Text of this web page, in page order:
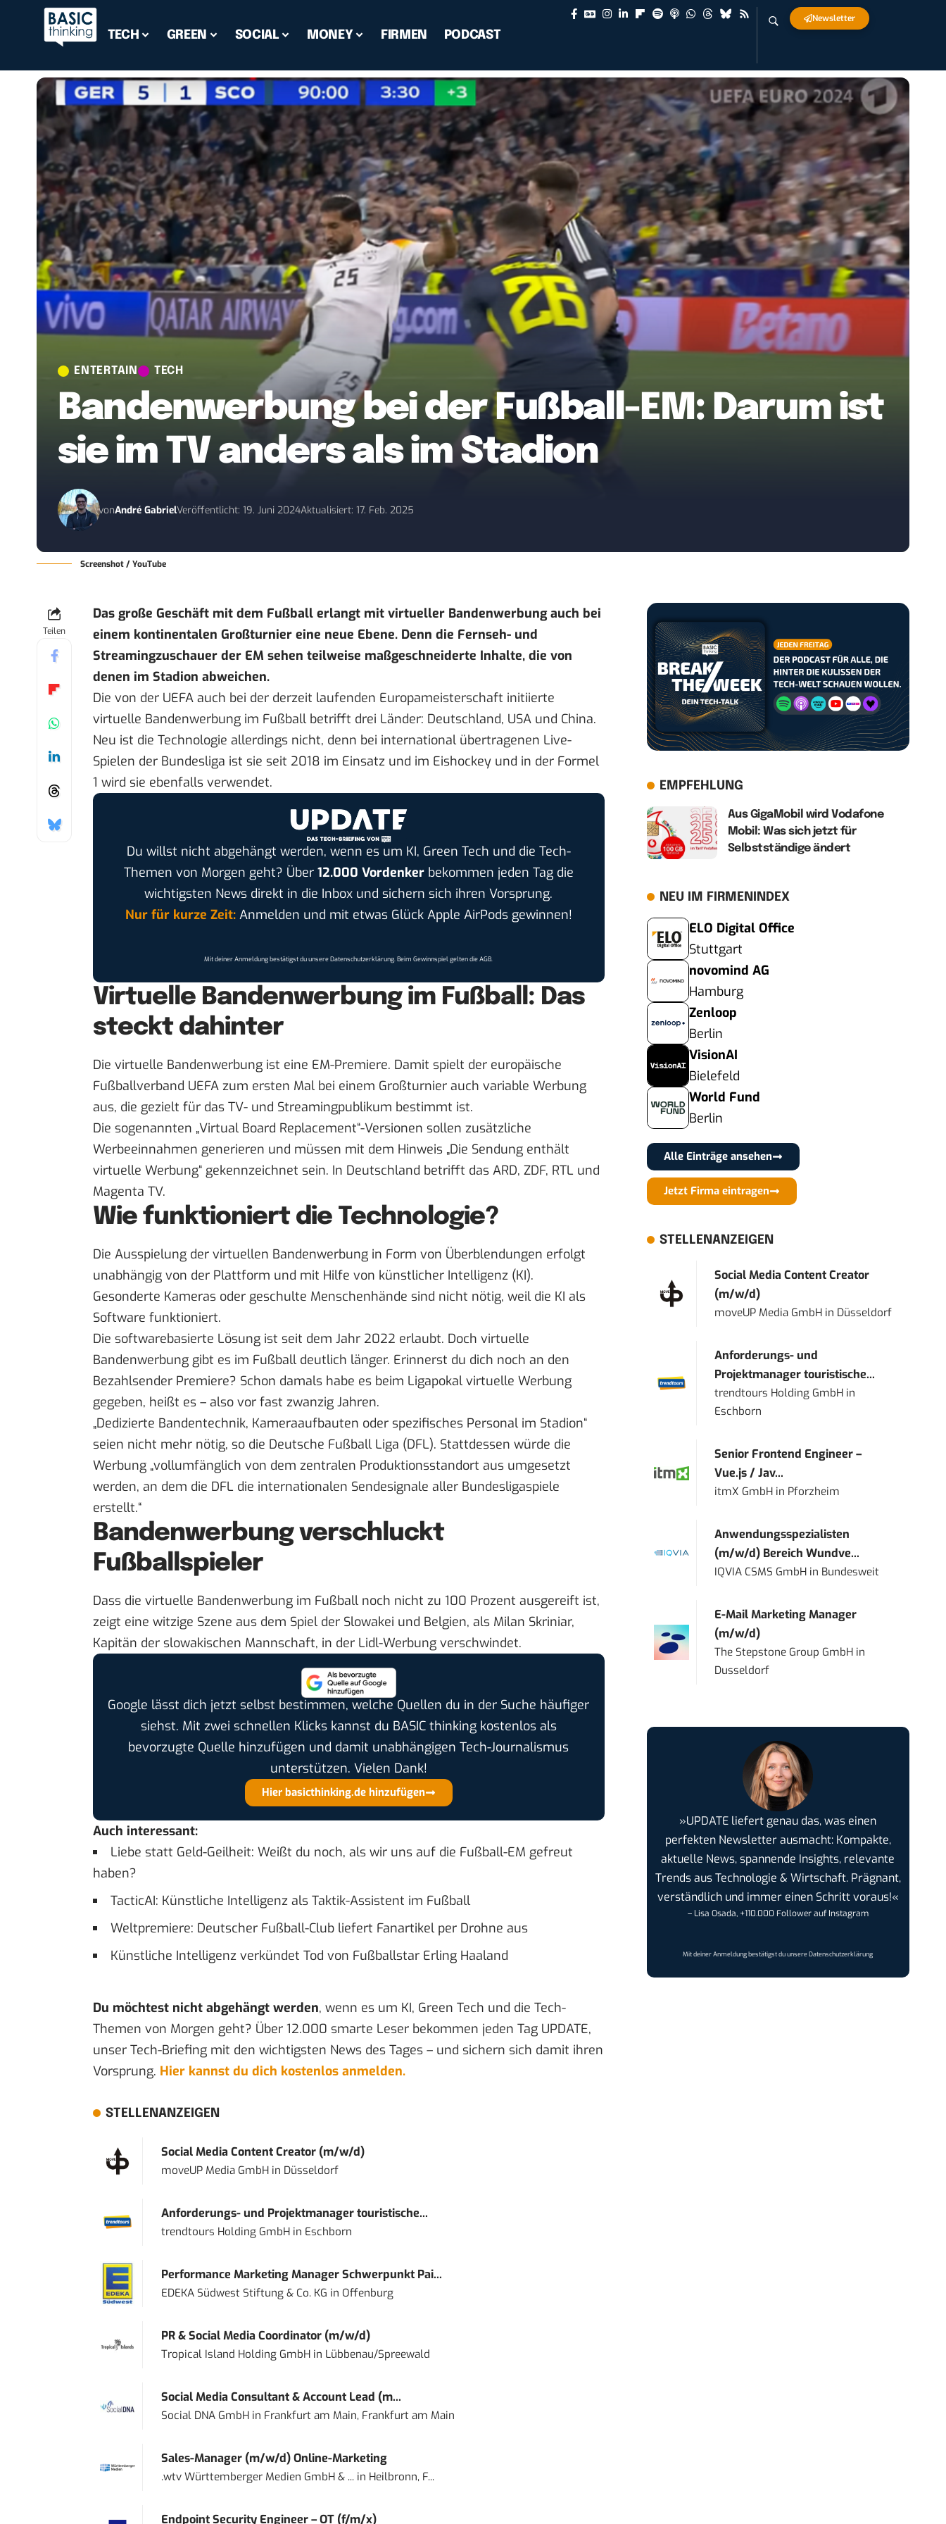
TECH GREEN SOCIAL MONEY FIRMEN PODCAST
Newsletter
ENTERTAIN TECH
Bandenwerbung bei der Fußball-EM: Darum ist
sie im TV anders als im Stadion
vonAndré GabrielVeröffentlicht: 19. Juni 2024Aktualisiert: 17. Feb. 2025
Screenshot / YouTube
Teilen
Das große Geschäft mit dem Fußball erlangt mit virtueller Bandenwerbung auch bei
einem kontinentalen Großturnier eine neue Ebene. Denn die Fernseh- und
Streamingzuschauer der EM sehen teilweise maßgeschneiderte Inhalte, die von
denen im Stadion abweichen.
Die von der UEFA auch bei der derzeit laufenden Europameisterschaft initiierte
virtuelle Bandenwerbung im Fußball betrifft drei Länder: Deutschland, USA und China.
Neu ist die Technologie allerdings nicht, denn bei international übertragenen Live-
Spielen der Bundesliga ist sie seit 2018 im Einsatz und im Eishockey und in der Formel
1 wird sie ebenfalls verwendet.
Du willst nicht abgehängt werden, wenn es um KI, Green Tech und die Tech-
Themen von Morgen geht? Über 12.000 Vordenkerbekommen jeden Tag die
wichtigsten News direkt in die Inbox und sichern sich ihren Vorsprung.
Nur für kurze Zeit:Anmelden und mit etwas Glück Apple AirPods gewinnen!
Mit deiner Anmeldung bestätigst du unsereDatenschutzerklärung. Beim Gewinnspiel gelten dieAGB.
Virtuelle Bandenwerbung im Fußball: Das
steckt dahinter
Die virtuelle Bandenwerbung ist eine EM-Premiere. Damit spielt der europäische
Fußballverband UEFA zum ersten Mal bei einem Großturnier auch variable Werbung
aus, die gezielt für das TV- und Streamingpublikum bestimmt ist.
Die sogenannten „Virtual Board Replacement“-Versionen sollen zusätzliche
Werbeeinnahmen generieren und müssen mit dem Hinweis „Die Sendung enthält
virtuelle Werbung“ gekennzeichnet sein. In Deutschland betrifft das ARD, ZDF, RTL und
Magenta TV.
Wie funktioniert die Technologie?
Die Ausspielung der virtuellen Bandenwerbung in Form von Überblendungen erfolgt
unabhängig von der Plattform und mit Hilfe von künstlicher Intelligenz (KI).
Gesonderte Kameras oder geschulte Menschenhände sind nicht nötig, weil die KI als
Software funktioniert.
Die softwarebasierte Lösung ist seit dem Jahr 2022 erlaubt. Doch virtuelle
Bandenwerbung gibt es im Fußball deutlich länger. Erinnerst du dich noch an den
Bezahlsender Premiere? Schon damals habe es beim Ligapokal virtuelle Werbung
gegeben, heißt es – also vor fast zwanzig Jahren.
„Dedizierte Bandentechnik, Kameraaufbauten oder spezifisches Personal im Stadion“
seien nicht mehr nötig, so die Deutsche Fußball Liga (DFL). Stattdessen würde die
Werbung „vollumfänglich von dem zentralen Produktionsstandort aus umgesetzt
werden, an dem die DFL die internationalen Sendesignale aller Bundesligaspiele
erstellt.“
Bandenwerbung verschluckt
Fußballspieler
Dass die virtuelle Bandenwerbung im Fußball noch nicht zu 100 Prozent ausgereift ist,
zeigt eine witzige Szene aus dem Spiel der Slowakei und Belgien, als Milan Skriniar,
Kapitän der slowakischen Mannschaft, in der Lidl-Werbung verschwindet.
Google lässt dich jetzt selbst bestimmen, welche Quellen du in der Suche häufiger
siehst. Mit zwei schnellen Klicks kannst du BASIC thinking kostenlos als
bevorzugte Quelle hinzufügen und damit unabhängigen Tech-Journalismus
unterstützen. Vielen Dank!
Hier basicthinking.de hinzufügen
Auch interessant:
Liebe statt Geld-Geilheit: Weißt du noch, als wir uns auf die Fußball-EM gefreut
haben?
TacticAI: Künstliche Intelligenz als Taktik-Assistent im Fußball
Weltpremiere: Deutscher Fußball-Club liefert Fanartikel per Drohne aus
Künstliche Intelligenz verkündet Tod von Fußballstar Erling Haaland
Du möchtest nicht abgehängt werden, wenn es um KI, Green Tech und die Tech-
Themen von Morgen geht? Über 12.000 smarte Leser bekommen jeden Tag UPDATE,
unser Tech-Briefing mit den wichtigsten News des Tages – und sichern sich damit ihren
Vorsprung. Hier kannst du dich kostenlos anmelden.
STELLENANZEIGEN
Social Media Content Creator (m/w/d)
moveUP Media GmbHin Düsseldorf
Anforderungs- und Projektmanager touristische...
trendtours Holding GmbHin Eschborn
Performance Marketing Manager Schwerpunkt Pai...
EDEKA Südwest Stiftung & Co. KG in Offenburg
PR & Social Media Coordinator (m/w/d)
Tropical Island Holding GmbHin Lübbenau/Spreewald
Social Media Consultant & Account Lead (m...
Social DNA GmbHin Frankfurt am Main, Frankfurt am Main
Sales-Manager (m/w/d) Online-Marketing
.wtv Württemberger Medien GmbH & ...in Heilbronn, F...
Endpoint Security Engineer – OT (f/m/x)
EMPFEHLUNG
Aus GigaMobil wird Vodafone
Mobil: Was sich jetzt für
Selbstständige ändert
NEU IM FIRMENINDEX
ELO Digital Office
Stuttgart
novomind AG
Hamburg
Zenloop
Berlin
VisionAI
Bielefeld
World Fund
Berlin
Alle Einträge ansehen
Jetzt Firma eintragen
STELLENANZEIGEN
Social Media Content Creator
(m/w/d)
moveUP Media GmbH in Düsseldorf
Anforderungs- und
Projektmanager touristische...
trendtours Holding GmbH in
Eschborn
Senior Frontend Engineer –
Vue.js / Jav...
itmX GmbH in Pforzheim
Anwendungsspezialisten
(m/w/d) Bereich Wundve...
IQVIA CSMS GmbH in Bundesweit
E-Mail Marketing Manager
(m/w/d)
The Stepstone Group GmbH in
Dusseldorf
»UPDATE liefert genau das, was einen
perfekten Newsletter ausmacht: Kompakte,
aktuelle News, spannende Insights, relevante
Trends aus Technologie & Wirtschaft. Prägnant,
verständlich und immer einen Schritt voraus!«
– Lisa Osada, +110.000 Follower auf Instagram
Mit deiner Anmeldung bestätigst du unsereDatenschutzerklärung